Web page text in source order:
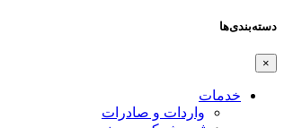
دسته‌بندی‌ها
×
خدمات
واردات و صادرات